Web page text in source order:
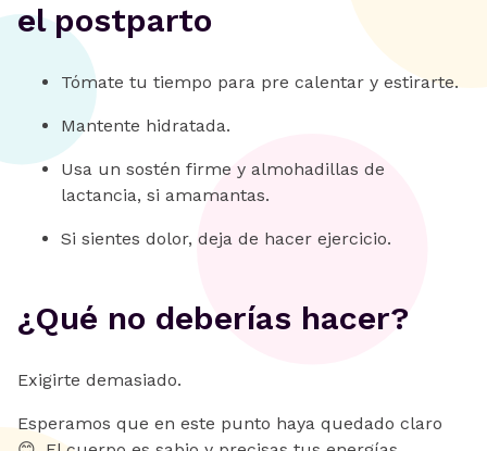
el postparto
Tómate tu tiempo para pre calentar y estirarte.
Mantente hidratada.
Usa un sostén firme y almohadillas de
lactancia, si amamantas.
Si sientes dolor, deja de hacer ejercicio.
¿Qué no deberías hacer?
Exigirte demasiado.
Esperamos que en este punto haya quedado claro